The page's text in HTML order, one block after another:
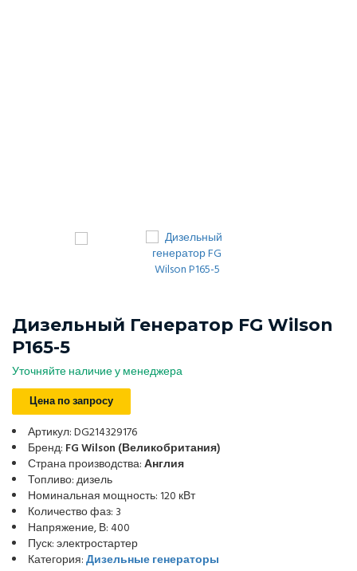
Дизельный Генератор FG Wilson
P165-5
Уточняйте наличие у менеджера
Цена по запросу
Артикул: DG214329176
Бренд: FG Wilson (Великобритания)
Страна производства:Англия
Топливо: дизель
Номинальная мощность: 120 кВт
Количество фаз: 3
Напряжение, В: 400
Пуск: электростартер
Категория:Дизельные генераторы